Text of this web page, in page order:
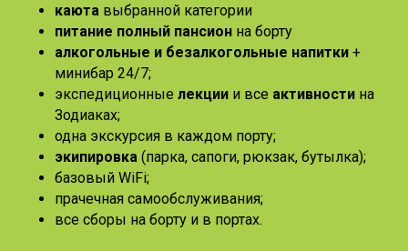
каюта выбранной категории
питание полный пансион на борту
алкогольные и безалкогольные напитки +
минибар 24/7;
экспедиционные лекции и все активности на
Зодиаках;
одна экскурсия в каждом порту;
экипировка (парка, сапоги, рюкзак, бутылка);
базовый WiFi;
прачечная самообслуживания;
все сборы на борту и в портах.